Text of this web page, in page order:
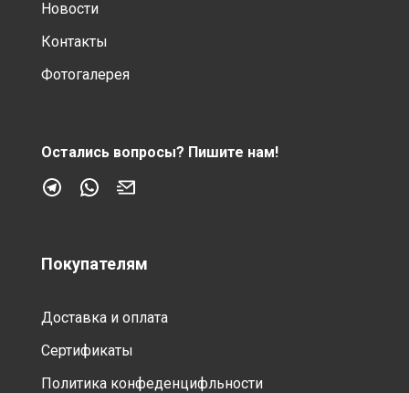
Новости
Контакты
Фотогалерея
Остались вопросы? Пишите нам!
Покупателям
Доставка и оплата
Сертификаты
Политика конфеденцифльности